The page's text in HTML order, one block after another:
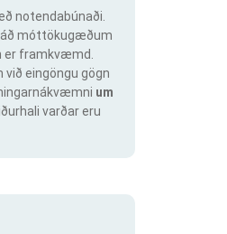
notendabúnaði.
móttökugæðum
er framkvæmd.
eingöngu gögn
um
varðar eru